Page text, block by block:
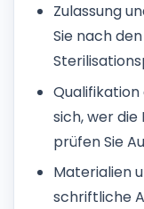
Zulassung
Sie nach
Qualifikation
sich, wer
prüfen Sie
Materialien
schriftliche